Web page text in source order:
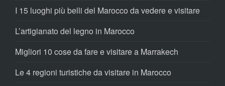
I 15 luoghi più belli del Marocco da vedere e visitare
L’artigianato del legno in Marocco
Migliori 10 cose da fare e visitare a Marrakech
Le 4 regioni turistiche da visitare in Marocco